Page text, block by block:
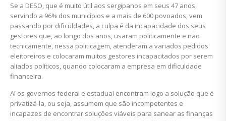
Se a DESO, que é muito útil aos sergipanos em seus 47 anos,
servindo a 96% dos municípios e a mais de 600 povoados, vem
passando por dificuldades, a culpa é da incapacidade dos seus
gestores que, ao longo dos anos, usaram politicamente e não
tecnicamente, nessa politicagem, atenderam a variados pedidos
eleitoreiros e colocaram muitos gestores incapacitados por serem
aliados políticos, quando colocaram a empresa em dificuldade
financeira.
Aí os governos federal e estadual encontram logo a solução que é
privatizá-la, ou seja, assumem que são incompetentes e
incapazes de encontrar soluções viáveis para sanear as finanças